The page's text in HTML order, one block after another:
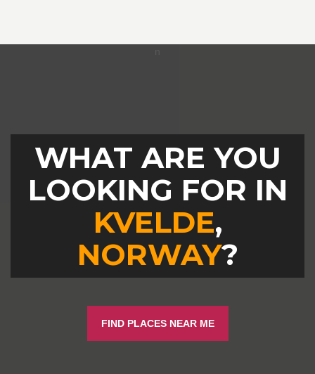
WHAT ARE YOU
LOOKING FOR IN
KVELDE,
NORWAY?
FIND PLACES NEAR ME